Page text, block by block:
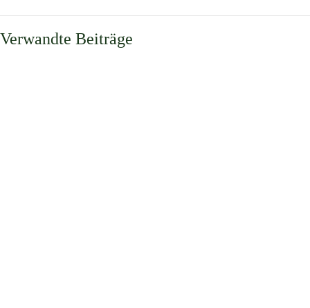
Verwandte Beiträge